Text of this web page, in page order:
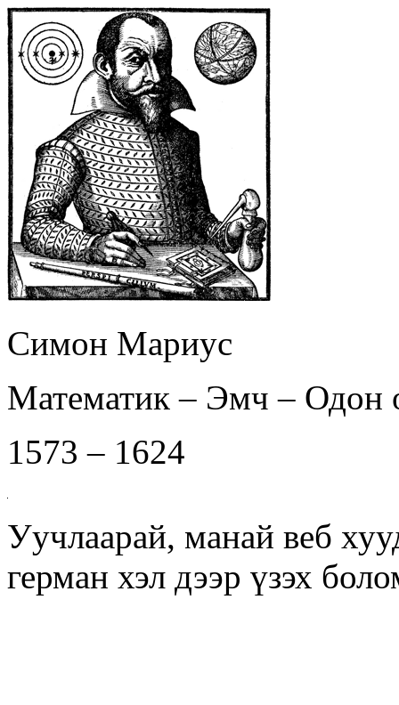
Симон Мариус
Математик – Эмч – Одон
1573 – 1624
Уучлаарай, манай веб
герман хэл дээр үзэх